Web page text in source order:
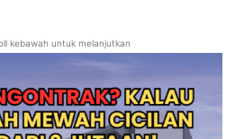
kebawah untuk melanjutkan